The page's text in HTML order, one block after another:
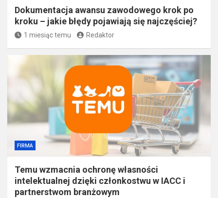
Dokumentacja awansu zawodowego krok po
kroku – jakie błędy pojawiają się najczęściej?
1 miesiąc temu Redaktor
FIRMA
Temu wzmacnia ochronę własności
intelektualnej dzięki członkostwu w IACC i
partnerstwom branżowym